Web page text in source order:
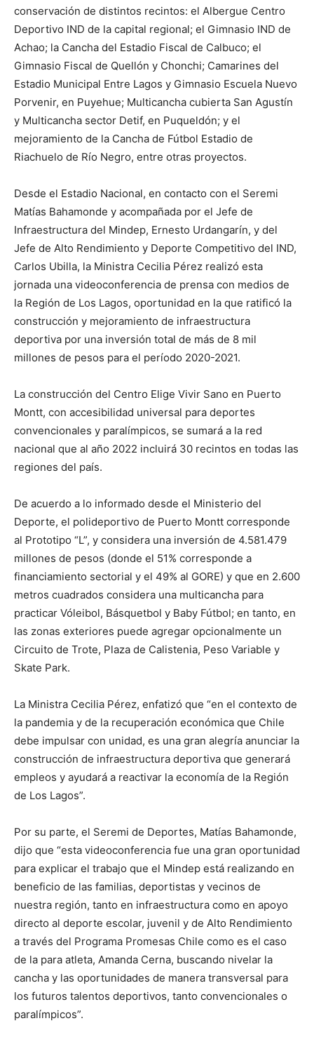
conservación de distintos recintos: el Albergue Centro
Deportivo IND de la capital regional; el Gimnasio IND de
Achao; la Cancha del Estadio Fiscal de Calbuco; el
Gimnasio Fiscal de Quellón y Chonchi; Camarines del
Estadio Municipal Entre Lagos y Gimnasio Escuela Nuevo
Porvenir, en Puyehue; Multicancha cubierta San Agustín
y Multicancha sector Detif, en Puqueldón; y el
mejoramiento de la Cancha de Fútbol Estadio de
Riachuelo de Río Negro, entre otras proyectos.
Desde el Estadio Nacional, en contacto con el Seremi
Matías Bahamonde y acompañada por el Jefe de
Infraestructura del Mindep, Ernesto Urdangarín, y del
Jefe de Alto Rendimiento y Deporte Competitivo del IND,
Carlos Ubilla, la Ministra Cecilia Pérez realizó esta
jornada una videoconferencia de prensa con medios de
la Región de Los Lagos, oportunidad en la que ratificó la
construcción y mejoramiento de infraestructura
deportiva por una inversión total de más de 8 mil
millones de pesos para el período 2020-2021.
La construcción del Centro Elige Vivir Sano en Puerto
Montt, con accesibilidad universal para deportes
convencionales y paralímpicos, se sumará a la red
nacional que al año 2022 incluirá 30 recintos en todas las
regiones del país.
De acuerdo a lo informado desde el Ministerio del
Deporte, el polideportivo de Puerto Montt corresponde
al Prototipo “L”, y considera una inversión de 4.581.479
millones de pesos (donde el 51% corresponde a
financiamiento sectorial y el 49% al GORE) y que en 2.600
metros cuadrados considera una multicancha para
practicar Vóleibol, Básquetbol y Baby Fútbol; en tanto, en
las zonas exteriores puede agregar opcionalmente un
Circuito de Trote, Plaza de Calistenia, Peso Variable y
Skate Park.
La Ministra Cecilia Pérez, enfatizó que “en el contexto de
la pandemia y de la recuperación económica que Chile
debe impulsar con unidad, es una gran alegría anunciar la
construcción de infraestructura deportiva que generará
empleos y ayudará a reactivar la economía de la Región
de Los Lagos”.
Por su parte, el Seremi de Deportes, Matías Bahamonde,
dijo que “esta videoconferencia fue una gran oportunidad
para explicar el trabajo que el Mindep está realizando en
beneficio de las familias, deportistas y vecinos de
nuestra región, tanto en infraestructura como en apoyo
directo al deporte escolar, juvenil y de Alto Rendimiento
a través del Programa Promesas Chile como es el caso
de la para atleta, Amanda Cerna, buscando nivelar la
cancha y las oportunidades de manera transversal para
los futuros talentos deportivos, tanto convencionales o
paralímpicos”.